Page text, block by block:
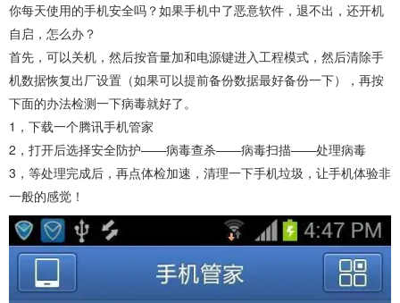
你每天使用的手机安全吗？如果手机中了恶意软件，退不出，还开机
自启，怎么办？
首先，可以关机，然后按音量加和电源键进入工程模式，然后清除手
机数据恢复出厂设置（如果可以提前备份数据最好备份一下），再按
下面的办法检测一下病毒就好了。
1，下载一个腾讯手机管家
2，打开后选择安全防护——病毒查杀——病毒扫描——处理病毒
3，等处理完成后，再点体检加速，清理一下手机垃圾，让手机体验非
一般的感觉！